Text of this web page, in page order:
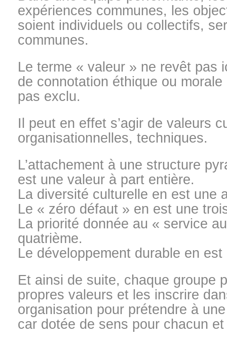
expériences communes, les
soient individuels ou collectifs,
communes.
Le terme « valeur » ne revêt pas
de connotation éthique ou
pas exclu.
Il peut en effet s’agir de valeurs
organisationnelles, techniques.
L’attachement à une structure
est une valeur à part entière.
La diversité culturelle en est une
Le « zéro défaut » en est une
La priorité donnée au « service
quatrième.
Le développement durable en
Et ainsi de suite, chaque groupe
propres valeurs et les inscrire
organisation pour prétendre à
car dotée de sens pour chacun